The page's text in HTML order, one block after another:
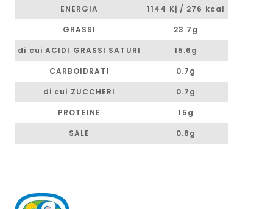
ENERGIA
1144 Kj / 276 kcal
GRASSI
23.7g
di cui ACIDI GRASSI SATURI
15.6g
CARBOIDRATI
0.7g
di cui ZUCCHERI
0.7g
PROTEINE
15g
SALE
0.8g